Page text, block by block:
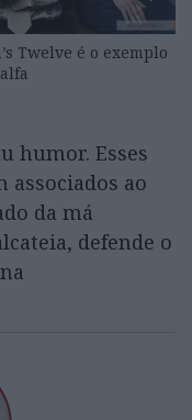
Twelve é o exemplo
humor. Esses
associados ao
da má
defende o